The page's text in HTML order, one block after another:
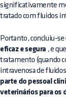
significativamente
tratado com fluidos
Portanto, concluiu-se
eficaz e segura , e
tratamento (quando
intravenosa de
parte do pessoal
veterinários para os